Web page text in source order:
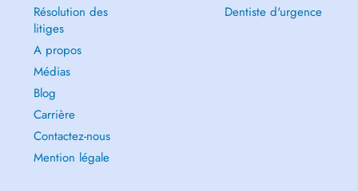
Résolution des
litiges
A propos
Médias
Blog
Carrière
Contactez-nous
Mention légale
Dentiste d'urgence